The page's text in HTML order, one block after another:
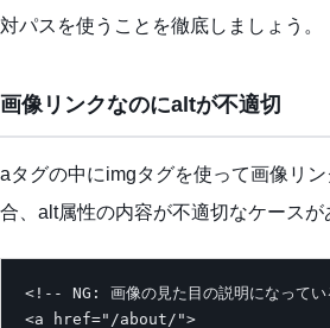
対パスを使うことを徹底しましょう。
画像リンクなのにaltが不適切
aタグの中にimgタグを使って画像リ
合、alt属性の内容が不適切なケースが
<!-- NG: 画像の見た目の説明になって
<a href="/about/">